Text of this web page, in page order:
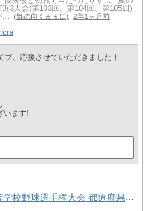
3大会(第103回、第104回、第105回)
…
気の向くままに 2年1ヶ月前
ブ、応援させていただきました！
います!
第106回 全国高等学校野球選手権大会 都道府県別出場校数